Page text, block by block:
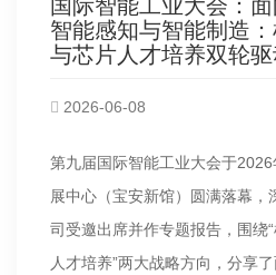
国际智能工业大会：
智能感知与智能制造
与芯片人才培养双轮驱
2026-06-08
第九届国际智能工业大会于
展中心（宝安新馆）圆满落幕，
司受邀出席并作专题报告，围绕
人才培养”两大战略方向，分享